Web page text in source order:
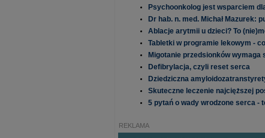
Psychoonkolog jest wsparciem
Dr hab. n. med. Michał
Ablacje arytmii u dzieci? To
Tabletki w programie lekowym -
Migotanie przedsionków
Defibrylacja, czyli reset serca
Dziedziczna
Skuteczne leczenie najcięższej
5 pytań o wady wrodzone serca -
REKLAMA